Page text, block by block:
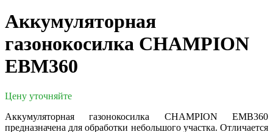
Аккумуляторная
газонокосилка CHAMPION
EBM360
Цену уточняйте
Аккумуляторная газонокосилка CHAMPION EMB360
предназначена для обработки небольшого участка. Отличается